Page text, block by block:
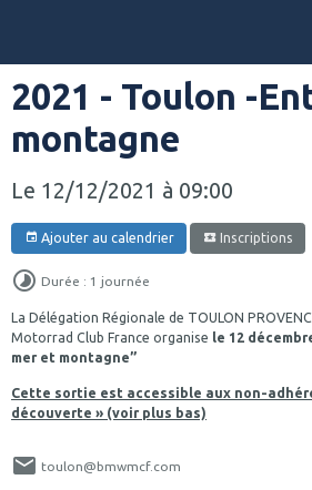
2021 - Toulon -
montagne
Le 12/12/2021 à 09:00
Ajouter au calendrier Inscriptions
Durée : 1 journée
La Délégation Régionale de TOULON
Motorrad Club France organise
le 12
mer et montagne”
Cette sortie est accessible aux non-
découverte » (voir plus bas)
toulon@bmwmcf.com